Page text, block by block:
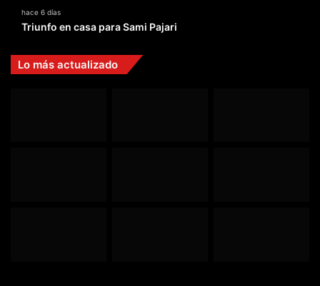
hace 6 días
Triunfo en casa para Sami Pajari
Lo más actualizado